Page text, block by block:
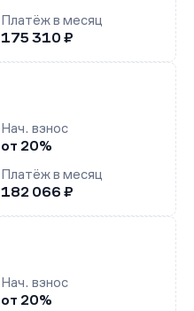
Платёж в месяц
175 310 ₽
Нач. взнос
от 20%
Платёж в месяц
182 066 ₽
Нач. взнос
от 20%